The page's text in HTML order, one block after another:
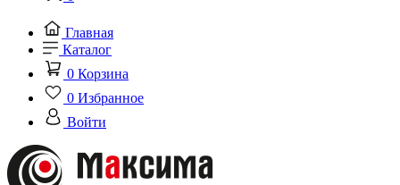
Главная
Каталог
0 Корзина
0 Избранное
Войти